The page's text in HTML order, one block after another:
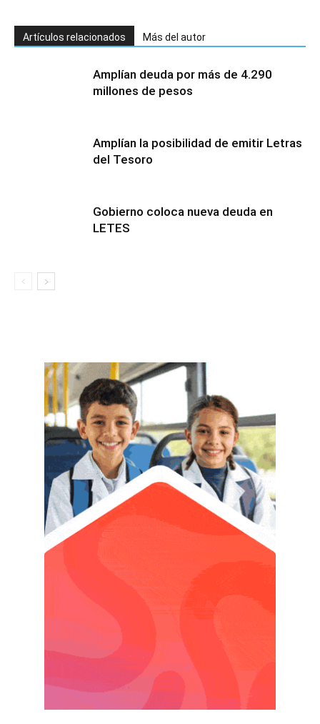
Artículos relacionados Más del autor
Amplían deuda por más de 4.290
millones de pesos
Amplían la posibilidad de emitir Letras
del Tesoro
Gobierno coloca nueva deuda en
LETES